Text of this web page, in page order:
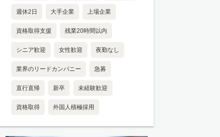
週休2日 大手企業 上場企業
資格取得支援 残業20時間以内
シニア歓迎 女性歓迎 夜勤なし
業界のリードカンパニー 急募
直行直帰 新卒 未経験歓迎
資格取得 外国人積極採用